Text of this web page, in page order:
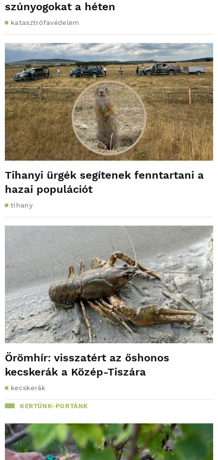
szúnyogokat a héten
katasztrófavédelem
Tihanyi ürgék segítenek fenntartani a
hazai populációt
tihany
Örömhír: visszatért az őshonos
kecskerák a Közép-Tiszára
kecskerák
KERTÜNK-PORTÁNK